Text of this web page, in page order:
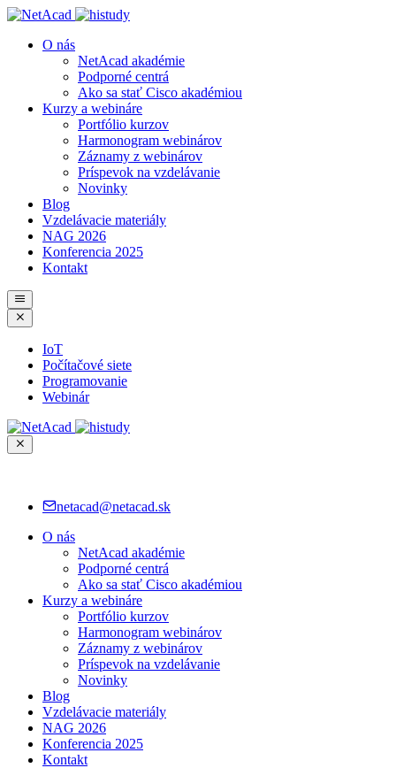
O nás
NetAcad akadémie
Podporné centrá
Ako sa stať Cisco akadémiou
Kurzy a webináre
Portfólio kurzov
Harmonogram webinárov
Záznamy z webinárov
Príspevok na vzdelávanie
Novinky
Blog
Vzdelávacie materiály
NAG 2026
Konferencia 2025
Kontakt
IoT
Počítačové siete
Programovanie
Webinár
netacad@netacad.sk
O nás
NetAcad akadémie
Podporné centrá
Ako sa stať Cisco akadémiou
Kurzy a webináre
Portfólio kurzov
Harmonogram webinárov
Záznamy z webinárov
Príspevok na vzdelávanie
Novinky
Blog
Vzdelávacie materiály
NAG 2026
Konferencia 2025
Kontakt